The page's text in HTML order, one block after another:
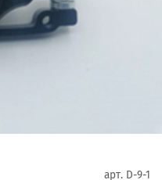
арт. D-9-1